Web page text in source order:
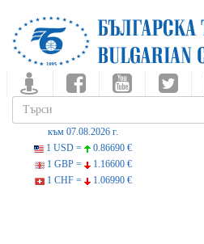
към 07.08.2026 г.
1 USD =
0.86690 €
1 GBP =
1.16600 €
1 CHF =
1.06990 €